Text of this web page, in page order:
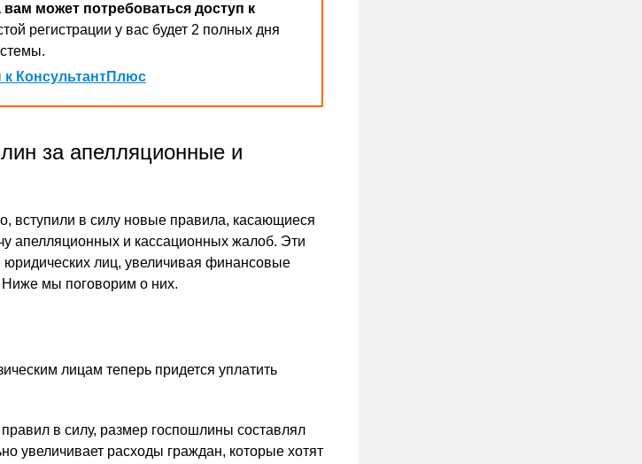
может потребоваться доступ к
регистрации у вас будет 2 полных дня
КонсультантПлюс
за апелляционные и
вступили в силу новые правила, касающиеся
апелляционных и кассационных жалоб. Эти
юридических лиц, увеличивая финансовые
мы поговорим о них.
лицам теперь придется уплатить
в силу, размер госпошлины составлял
увеличивает расходы граждан, которые хотят